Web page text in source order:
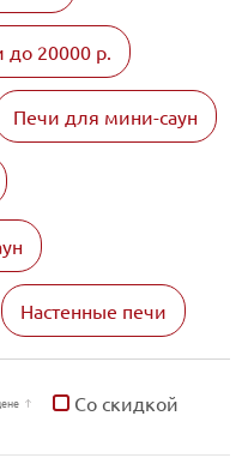
до 20000 р.
Печи для мини-саун
Настенные печи
Со скидкой